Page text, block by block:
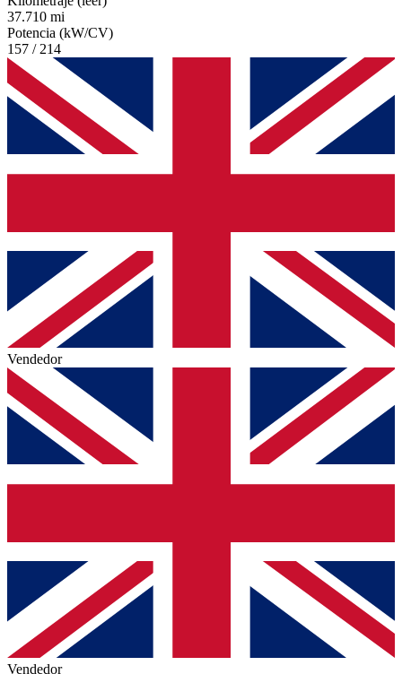
37.710 mi
Potencia (kW/CV)
157 / 214
Vendedor
Vendedor